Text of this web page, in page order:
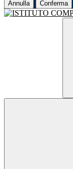
Annulla Conferma